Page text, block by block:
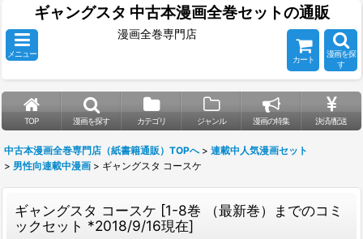
ギャングスタ 中古本漫画全巻セットの通販
メニュー
漫画全巻専門店
カート
漫画を探
す
TOP 漫画を探す カテゴリ ジャンル 漫画の特集 決済/配送
中古本漫画全巻専門店（紙書籍通販）TOPへ > 連載中人気漫画セット
> 男性向連載中漫画 > ギャングスタ コースケ
ギャングスタ コースケ [1-8巻 （最新巻）までのコミ
ックセット *2018/9/16現在]